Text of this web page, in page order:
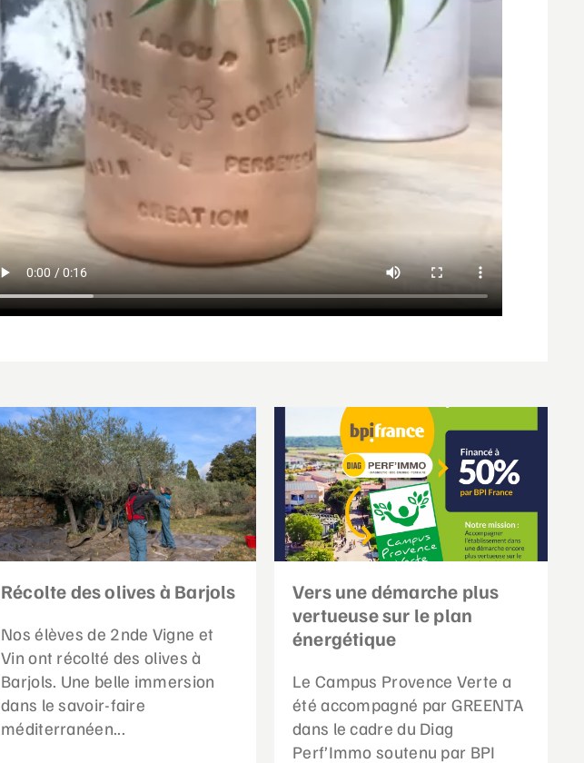
Récolte des olives à Barjols
Nos élèves de 2nde Vigne et
Vin ont récolté des olives à
Barjols. Une belle immersion
dans le savoir-faire
méditerranéen...
Vers une démarche plus
vertueuse sur le plan
énergétique
Le Campus Provence Verte a
été accompagné par GREENTA
dans le cadre du Diag
Perf’Immo soutenu par BPI